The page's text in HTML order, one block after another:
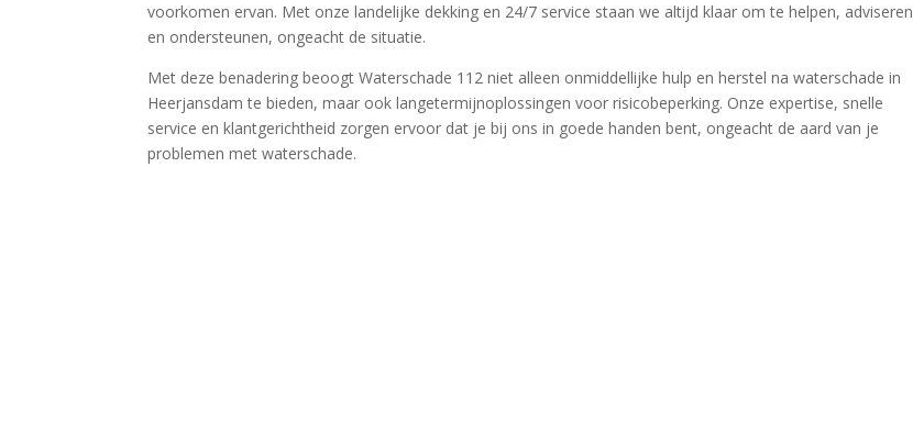
voorkomen ervan.​ Met onze landelijke dekking en 24/7 service staan we altijd klaar om te helpen, adviseren
en ondersteunen, ongeacht de situatie.​
Met deze benadering beoogt Waterschade 112 niet alleen onmiddellijke hulp en herstel na waterschade in
Heerjansdam te bieden, maar ook langetermijnoplossingen voor risicobeperking.​ Onze expertise, snelle
service en klantgerichtheid zorgen ervoor dat je bij ons in goede handen bent, ongeacht de aard van je
problemen met waterschade.​